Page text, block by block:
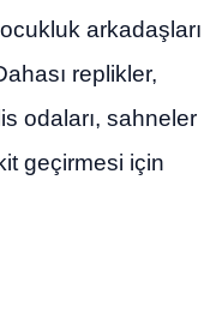
arkadaşları
replikler,
odaları, sahneler
geçirmesi için